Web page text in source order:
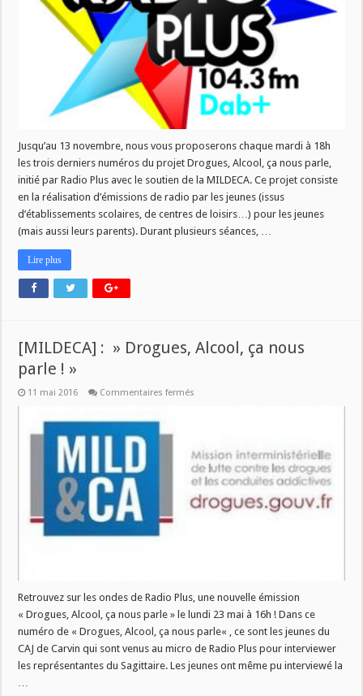
Jusqu’au 13 novembre, nous vous proposerons chaque mardi à 18h
les trois derniers numéros du projet Drogues, Alcool, ça nous parle,
initié par Radio Plus avec le soutien de la MILDECA. Ce projet consiste
en la réalisation d’émissions de radio par les jeunes (issus
d’établissements scolaires, de centres de loisirs…) pour les jeunes
(mais aussi leurs parents). Durant plusieurs séances, …
Lire plus
[MILDECA] : » Drogues, Alcool, ça nous
parle ! »
11 mai 2016 Commentaires fermés
ça
nous
parle
! »
Retrouvez sur les ondes de Radio Plus, une nouvelle émission
« Drogues, Alcool, ça nous parle » le lundi 23 mai à 16h ! Dans ce
numéro de « Drogues, Alcool, ça nous parle« , ce sont les jeunes du
CAJ de Carvin qui sont venus au micro de Radio Plus pour interviewer
les représentantes du Sagittaire. Les jeunes ont même pu interviewé la